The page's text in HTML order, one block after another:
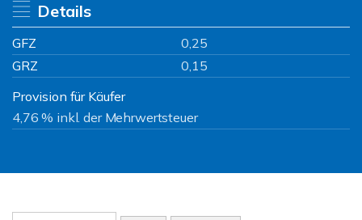
Details
GFZ
0,25
GRZ
0,15
Provision für Käufer
4,76 % inkl. der Mehrwertsteuer